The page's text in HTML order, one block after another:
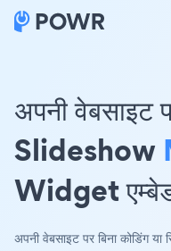
अपनी
Slideshow
Widget
अपनी वेबसाइट पर बिना कोडिंग